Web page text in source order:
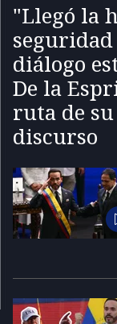
"Llegó la
diálogo
De la
ruta de
discurso